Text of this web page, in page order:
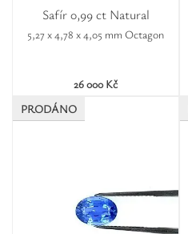
Safír 0,99 ct Natural
5,27 x 4,78 x 4,05 mm Octagon
26 000 Kč
PRODÁNO